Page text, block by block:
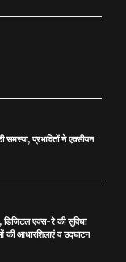
समस्या, प्रभावितों ने एक्सीयन
एक्स-रे की सुविधा
की आधारशिलाएं व उद्घाटन